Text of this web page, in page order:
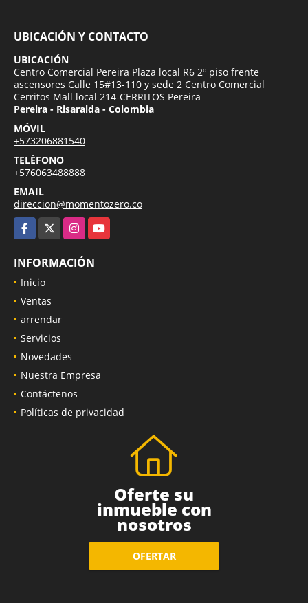
UBICACIÓN Y CONTACTO
UBICACIÓN
Centro Comercial Pereira Plaza local R6 2º piso frente
ascensores Calle 15#13-110 y sede 2 Centro Comercial
Cerritos Mall local 214-CERRITOS Pereira
Pereira - Risaralda - Colombia
MÓVIL
+573206881540
TELÉFONO
+576063488888
EMAIL
direccion@momentozero.co
Facebook
InstagramYouTube
INFORMACIÓN
Inicio
Ventas
arrendar
Servicios
Novedades
Nuestra Empresa
Contáctenos
Políticas de privacidad
Oferte su
inmueble con
nosotros
OFERTAR